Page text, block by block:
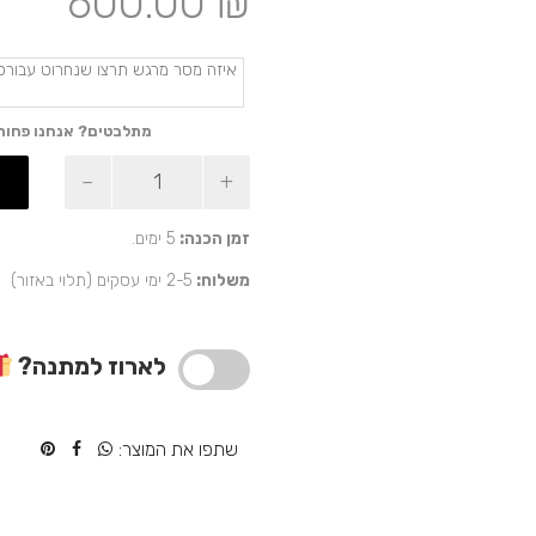
מתלבטים? אנחנו
תמונות
מתנה
זמן הכנה: 5 ימים.
משלוח: 2-5 ימי עסקים (תלוי באזור)
לארוז למתנה?
שתפו את המוצר: